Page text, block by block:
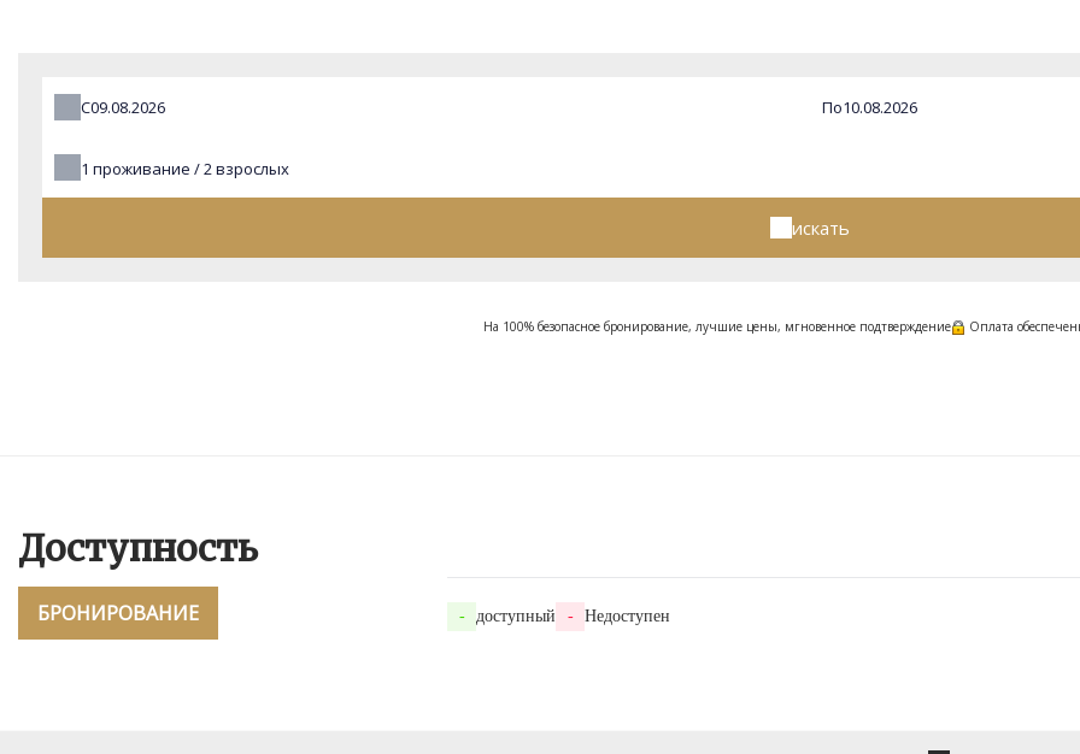
С По
1 проживание /2взрослых
искать
На 100% безопасное бронирование, лучшие цены, мгновенное подтверждение Оплата
Доступность
БРОНИРОВАНИЕ - доступный - Недоступен